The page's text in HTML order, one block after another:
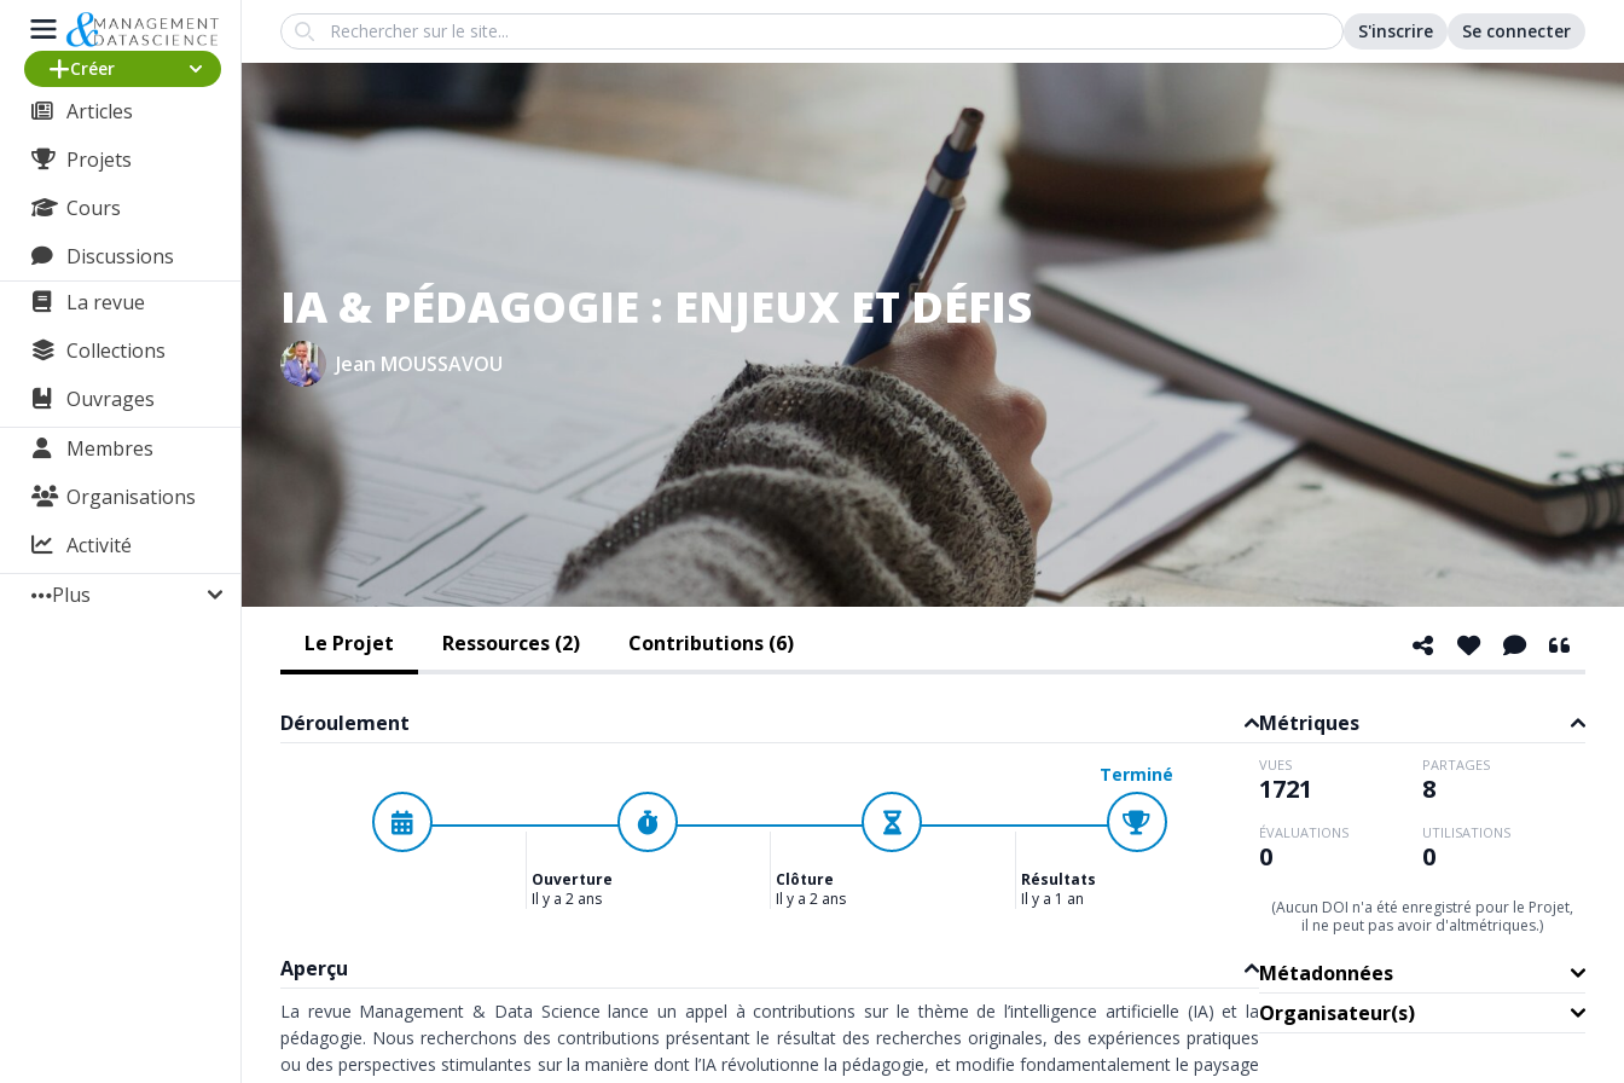
Créer
Articles
Projets
Cours
Discussions
La revue
Collections
Ouvrages
Membres
Organisations
Activité
Plus
Search S'inscrire Se connecter
IA & PÉDAGOGIE : ENJEUX ET DÉFIS
Jean MOUSSAVOU
Le Projet Ressources (2) Contributions (6)
Déroulement
Terminé
Ouverture
Il y a 2 ans
Clôture
Il y a 2 ans
Résultats
Il y a 1 an
Aperçu
La revue Management & Data Science lance un appel à contributions sur le thème de l’intelligence artificielle (IA) et la
pédagogie. Nous recherchons des contributions présentant le résultat des recherches originales, des expériences pratiques
ou des perspectives stimulantes sur la manière dont l’IA révolutionne la pédagogie, et modifie fondamentalement le paysage
Métriques
VUES
1721
PARTAGES
8
ÉVALUATIONS
0
UTILISATIONS
0
(Aucun DOI n'a été enregistré pour le Projet,
il ne peut pas avoir d'altmétriques.)
Métadonnées
Organisateur(s)